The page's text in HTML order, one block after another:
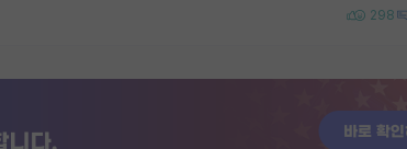
298